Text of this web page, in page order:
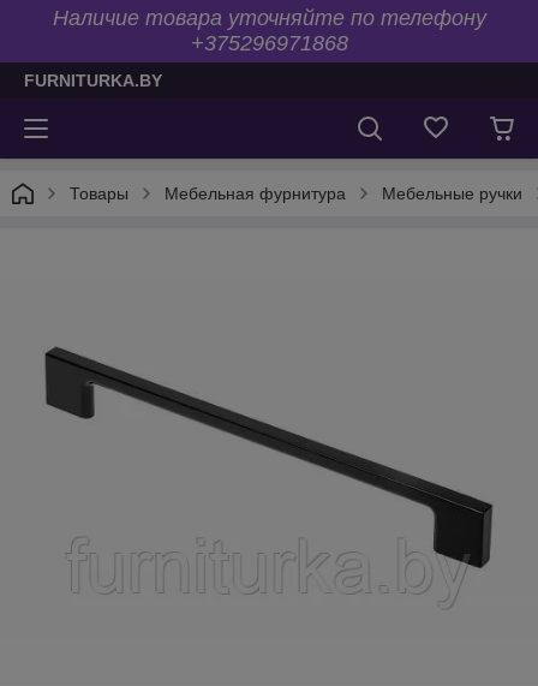
Наличие товара уточняйте по телефону
+375296971868
FURNITURKA.BY
Товары Мебельная фурнитура Мебельные ручки